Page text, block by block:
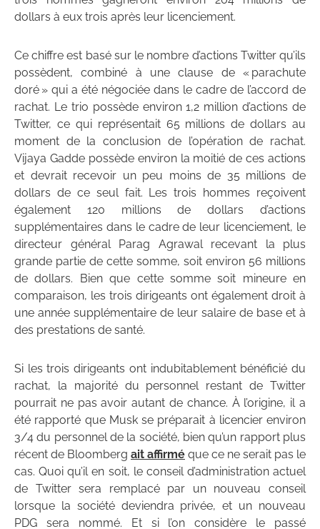
dollars à eux trois après leur licenciement.
Ce chiffre est basé sur le nombre d’actions Twitter qu’ils
possèdent, combiné à une clause de « parachute
doré » qui a été négociée dans le cadre de l’accord de
rachat. Le trio possède environ 1,2 million d’actions de
Twitter, ce qui représentait 65 millions de dollars au
moment de la conclusion de l’opération de rachat.
Vijaya Gadde possède environ la moitié de ces actions
et devrait recevoir un peu moins de 35 millions de
dollars de ce seul fait. Les trois hommes reçoivent
également 120 millions de dollars d’actions
supplémentaires dans le cadre de leur licenciement, le
directeur général Parag Agrawal recevant la plus
grande partie de cette somme, soit environ 56 millions
de dollars. Bien que cette somme soit mineure en
comparaison, les trois dirigeants ont également droit à
une année supplémentaire de leur salaire de base et à
des prestations de santé.
Si les trois dirigeants ont indubitablement bénéficié du
rachat, la majorité du personnel restant de Twitter
pourrait ne pas avoir autant de chance. À l’origine, il a
été rapporté que Musk se préparait à licencier environ
3/4 du personnel de la société, bien qu’un rapport plus
récent de Bloomberg ait affirmé que ce ne serait pas le
cas. Quoi qu’il en soit, le conseil d’administration actuel
de Twitter sera remplacé par un nouveau conseil
lorsque la société deviendra privée, et un nouveau
PDG sera nommé. Et si l’on considère le passé